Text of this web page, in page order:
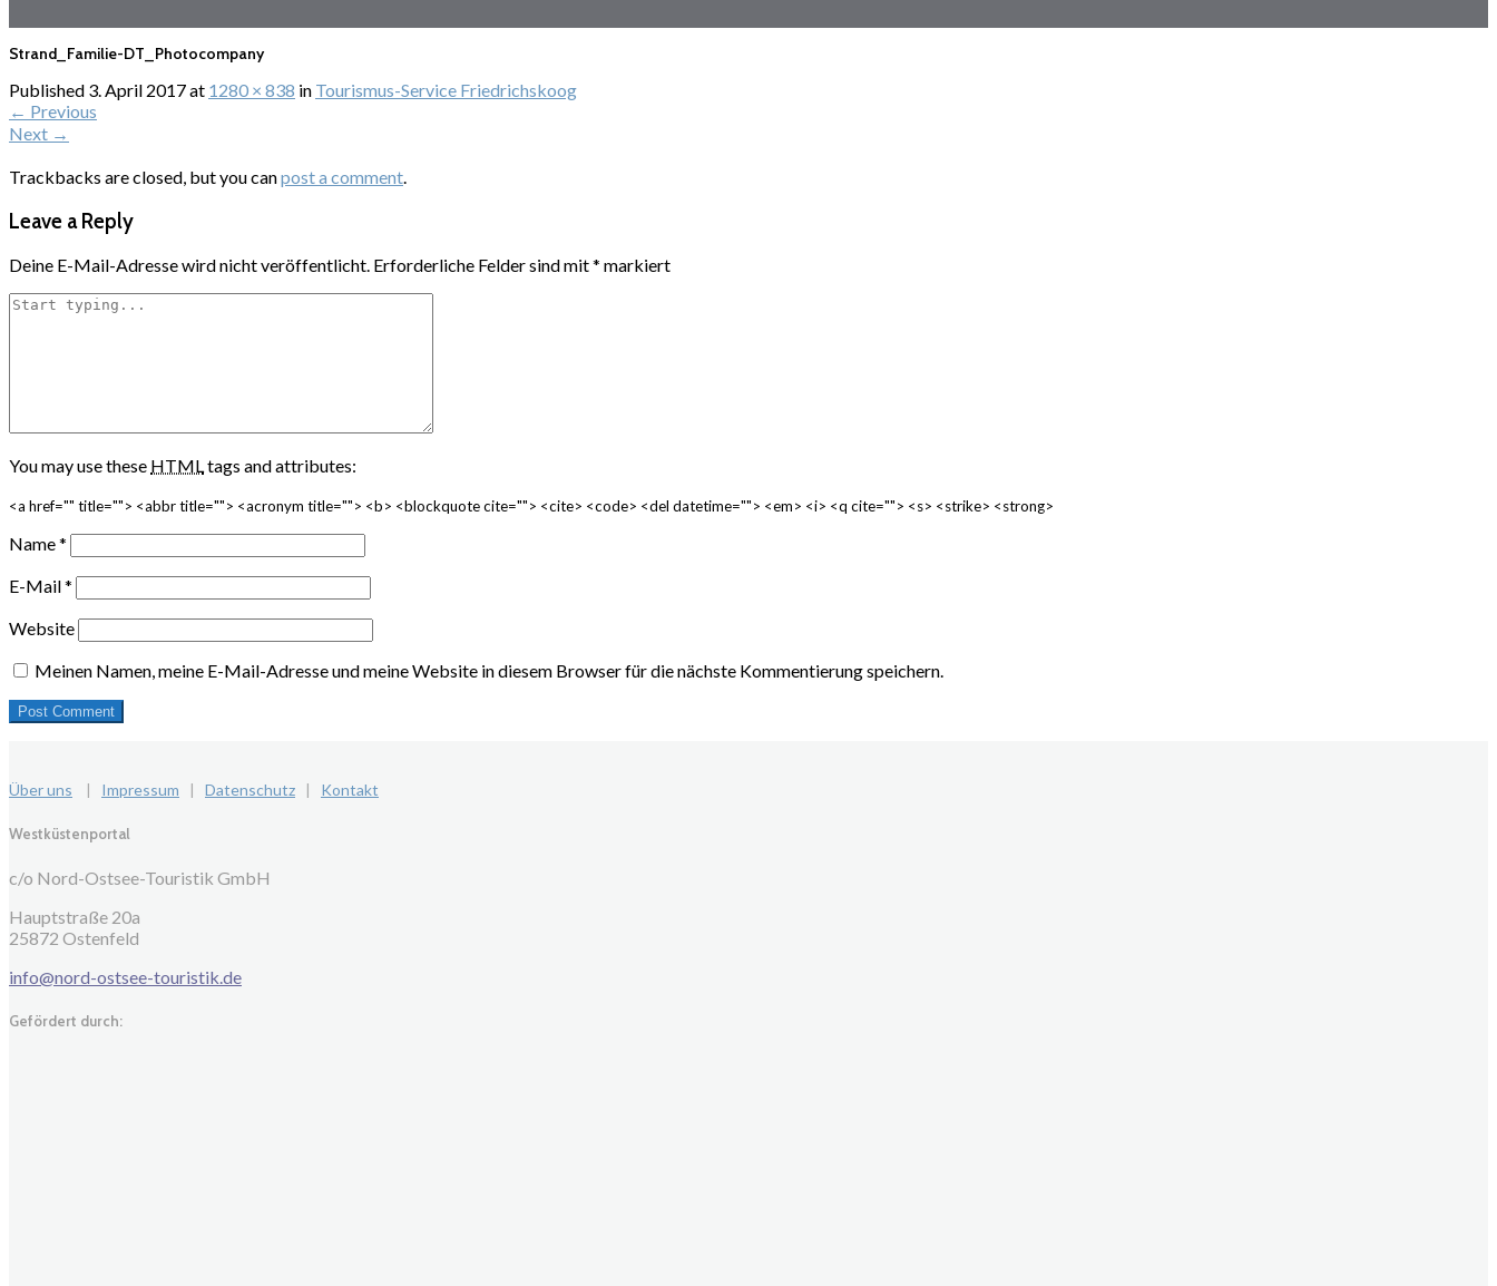
Strand_Familie-DT_Photocompany
Published 3. April 2017at 1280 × 838 in Tourismus-Service Friedrichskoog
← Previous
Next →
Trackbacks are closed, but you canpost a comment.
Leave a Reply
Deine E-Mail-Adresse wird nicht veröffentlicht. Erforderliche Felder sind mit* markiert
You may use these HTMLtags and attributes:
<a href="" title=""> <abbr title=""> <acronym title=""> <b> <blockquote cite=""> <cite> <code> <del datetime=""> <em> <i> <q cite=""> <s> <strike> <strong>
Name*
E-Mail*
Website
Meinen Namen, meine E-Mail-Adresse und meine Website in diesem Browser für die nächste Kommentierung speichern.
Über uns | Impressum | Datenschutz | Kontakt
Westküstenportal
c/o Nord-Ostsee-Touristik GmbH
Hauptstraße 20a
25872 Ostenfeld
info@nord-ostsee-touristik.de
Gefördert durch: